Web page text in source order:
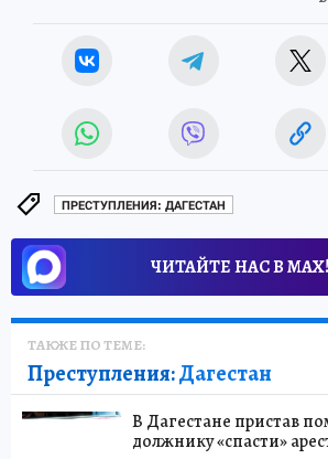
ПРЕСТУПЛЕНИЯ: ДАГЕСТАН
ЧИТАЙТЕ НАС В МАХ!
ТАКЖЕ ПО ТЕМЕ:
Преступления:Дагестан
В Дагестане пристав
должнику «спасти»